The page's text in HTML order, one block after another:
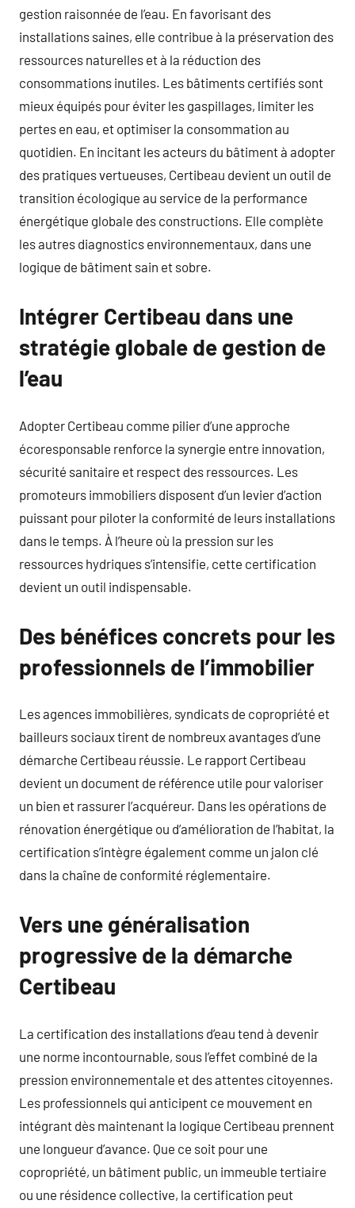
gestion raisonnée de l’eau. En favorisant des
installations saines, elle contribue à la préservation des
ressources naturelles et à la réduction des
consommations inutiles. Les bâtiments certifiés sont
mieux équipés pour éviter les gaspillages, limiter les
pertes en eau, et optimiser la consommation au
quotidien. En incitant les acteurs du bâtiment à adopter
des pratiques vertueuses, Certibeau devient un outil de
transition écologique au service de la performance
énergétique globale des constructions. Elle complète
les autres diagnostics environnementaux, dans une
logique de bâtiment sain et sobre.
Intégrer Certibeau dans une
stratégie globale de gestion de
l’eau
Adopter Certibeau comme pilier d’une approche
écoresponsable renforce la synergie entre innovation,
sécurité sanitaire et respect des ressources. Les
promoteurs immobiliers disposent d’un levier d’action
puissant pour piloter la conformité de leurs installations
dans le temps. À l’heure où la pression sur les
ressources hydriques s’intensifie, cette certification
devient un outil indispensable.
Des bénéfices concrets pour les
professionnels de l’immobilier
Les agences immobilières, syndicats de copropriété et
bailleurs sociaux tirent de nombreux avantages d’une
démarche Certibeau réussie. Le rapport Certibeau
devient un document de référence utile pour valoriser
un bien et rassurer l’acquéreur. Dans les opérations de
rénovation énergétique ou d’amélioration de l’habitat, la
certification s’intègre également comme un jalon clé
dans la chaîne de conformité réglementaire.
Vers une généralisation
progressive de la démarche
Certibeau
La certification des installations d’eau tend à devenir
une norme incontournable, sous l’effet combiné de la
pression environnementale et des attentes citoyennes.
Les professionnels qui anticipent ce mouvement en
intégrant dès maintenant la logique Certibeau prennent
une longueur d’avance. Que ce soit pour une
copropriété, un bâtiment public, un immeuble tertiaire
ou une résidence collective, la certification peut